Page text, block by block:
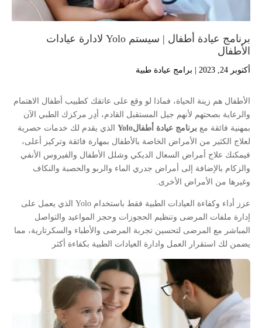
برنامج عيادة أطفال | سيستم Yolo لادارة عيادات
الأطفال
أكتوبر 24, 2023 برامج عيادة طبية
الأطفال هم زينة الحياة، فماذا لو وقع على عاتقك كطبيب أطفال الاهتمام
والرعاية بصحتهم لأنهم جيل المستقبل القادم، أدِر مركزك الطبي الآن
بمهنية فائقة مع برنامج عيادة أطفالYolo
الذي يقدم لك خدمات حصرية
لعلاج الكثير من الأمراض الخاصة بالأطفال بمهارة فائقة وتركيز أعلى،
فيمكنك علاج أمراض السعال الديكي وشلل الأطفال والفيروس الأنفي
والزكام بالإضافة إلى أمراض جدري الماء والربو والحصبة والنكاف
وغيرها من الأمراض الأخرى.
عزز أداء وكفاءة العيادات الطبية فقط باستخدام Yolo الذي يعمل على
إدارة ملفات المرضى وتنظيم الحجوزات وحجز المواعيد والتواصل
المباشر مع المرضى لتحسين تجربة المرضى والأطباء والسكرتارية، مما
يضمن لك استقرار العمل وادارة العيادات الطبية بكفاءة أكثر